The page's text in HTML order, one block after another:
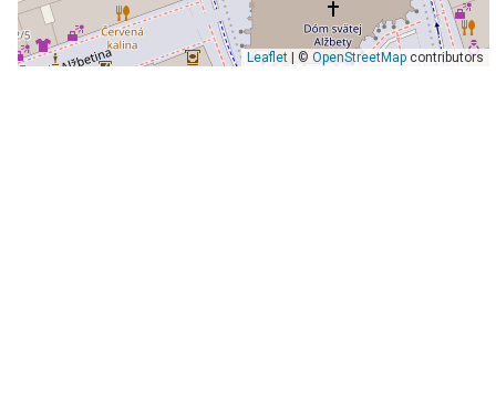
Leaflet| © OpenStreetMapcontributors